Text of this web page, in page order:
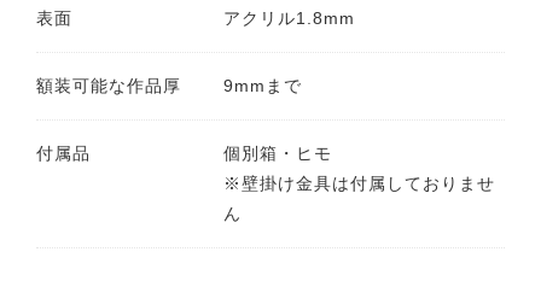
表面 アクリル1.8mm
額装可能な作品厚 9mmまで
付属品
個別箱・ヒモ
※壁掛け金具は付属しておりませ
ん